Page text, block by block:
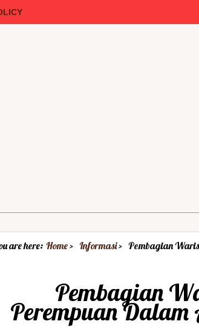
are here: Home Informasi Pembagian
Pembagian
Perempuan